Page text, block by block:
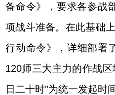
备命令》，要求各参战
项战斗准备。在此基础
行动命令》，详细部署
120师三大主力的作战
日二十时”为统一发起时间